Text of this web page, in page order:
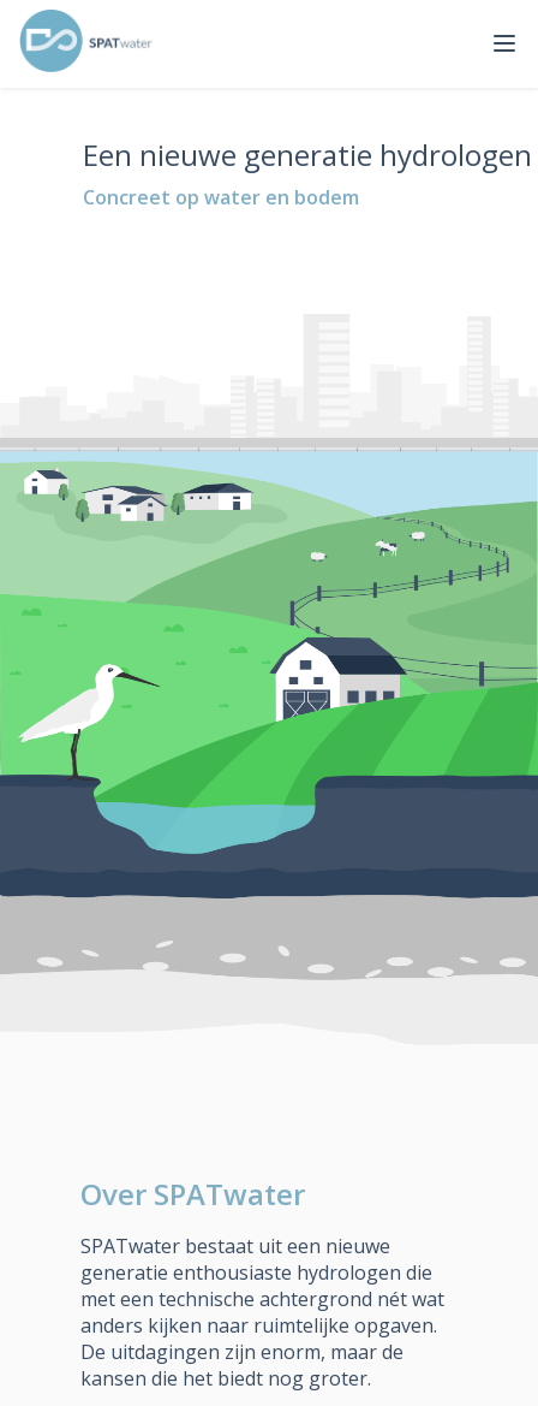
Een nieuwe generatie hydrologen
Concreet op water en bodem
Over SPATwater
SPATwater bestaat uit een nieuwe
generatie enthousiaste hydrologen die
met een technische achtergrond nét wat
anders kijken naar ruimtelijke opgaven.
De uitdagingen zijn enorm, maar de
kansen die het biedt nog groter.